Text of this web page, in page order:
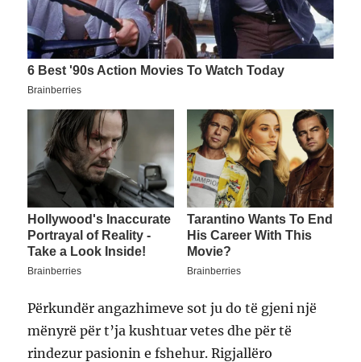
Përkundër angazhimeve sot ju do të gjeni një
mënyrë për t’ja kushtuar vetes dhe për të
rindezur pasionin e fshehur. Rigjallëro